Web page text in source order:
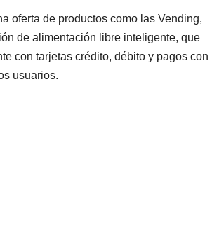
oferta de productos como las Vending,
de alimentación libre inteligente, que
con tarjetas crédito, débito y pagos con
usuarios.